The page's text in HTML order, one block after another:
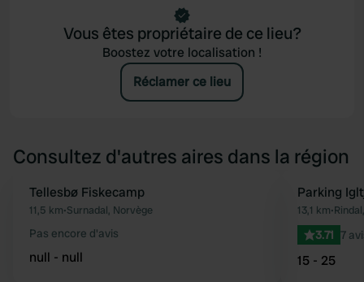
Vous êtes propriétaire de ce lieu?
Boostez votre localisation !
Réclamer ce lieu
Consultez d'autres aires dans la région
Préféré
Tellesbø Fiskecamp
11,5 km•Surnadal, Norvège
Pas encore d'avis
null - null
Parking
13,1 km•
3.71 7
15 - 25